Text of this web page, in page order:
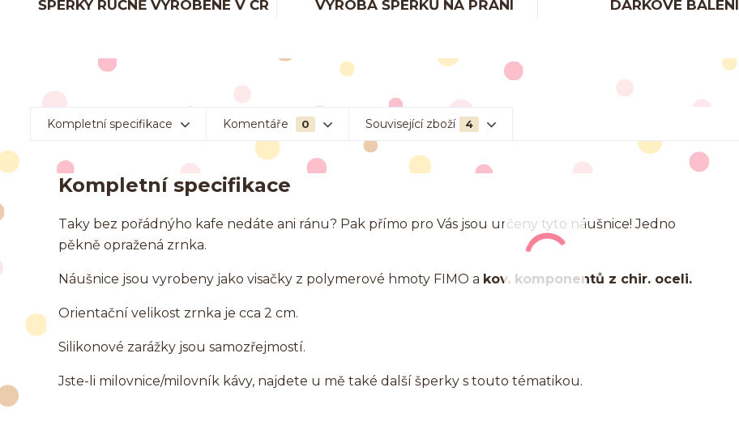
ŠPERKY RUČNĚ VYROBENÉ V ČR VÝROBA ŠPERKŮ NA PŘÁNÍ DÁRKOVÉ BALENÍ
Kompletní specifikace Komentáře 0 Související zboží 4
Kompletní specifikace
Taky bez pořádnýho kafe nedáte ani ránu? Pak přímo pro Vás jsou určeny tyto náušnice! Jedno
pěkně opražená zrnka.
Náušnice jsou vyrobeny jako visačky z polymerové hmoty FIMO a kov. komponentů z chir. oceli.
Orientační velikost zrnka je cca 2 cm.
Silikonové zarážky jsou samozřejmostí.
Jste-li milovnice/milovník kávy, najdete u mě také další šperky s touto tématikou.